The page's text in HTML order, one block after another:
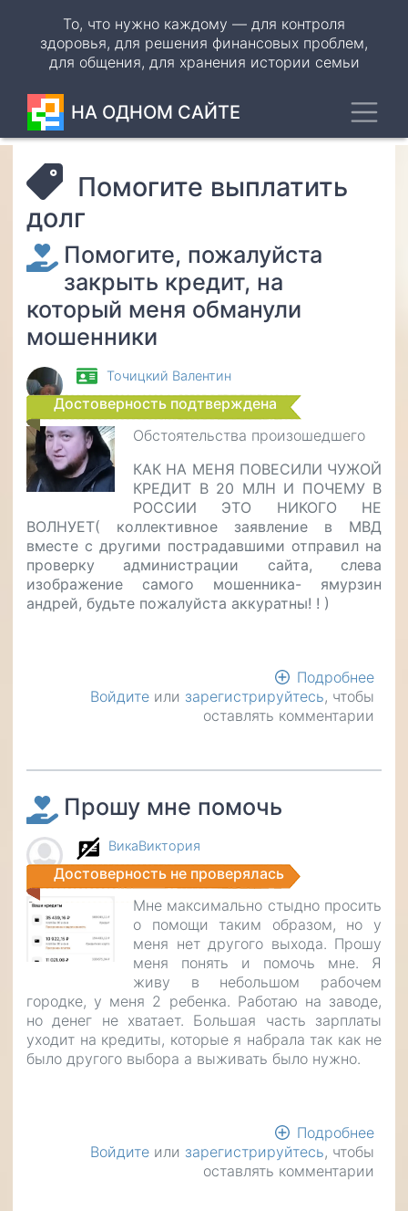
основному
содержанию
То, что нужно каждому — для контроля
здоровья, для решения финансовых проблем,
для общения, для хранения истории семьи
НА ОДНОМ САЙТЕ
Помогите выплатить
долг
Помогите, пожалуйста
закрыть кредит, на
который меня обманули
мошенники
Точицкий Валентин
Достоверность подтверждена
Обстоятельства произошедшего
КАК НА МЕНЯ ПОВЕСИЛИ ЧУЖОЙ
КРЕДИТ В 20 МЛН И ПОЧЕМУ В
РОССИИ ЭТО НИКОГО НЕ
ВОЛНУЕТ( коллективное заявление в МВД
вместе с другими пострадавшими отправил на
проверку администрации сайта, слева
изображение самого мошенника- ямурзин
андрей, будьте пожалуйста аккуратны! ! )
Подробнее
на
Войдите или зарегистрируйтесь, чтобы
оставлять комментарии
Прошу мне помочь
ВикаВиктория
Достоверность не проверялась
Мне максимально стыдно просить
о помощи таким образом, но у
меня нет другого выхода. Прошу
меня понять и помочь мне. Я
живу в небольшом рабочем
городке, у меня 2 ребенка. Работаю на заводе,
но денег не хватает. Большая часть зарплаты
уходит на кредиты, которые я набрала так как не
было другого выбора а выживать было нужно.
Подробнее
Войдите или зарегистрируйтесь, чтобы
оставлять комментарии